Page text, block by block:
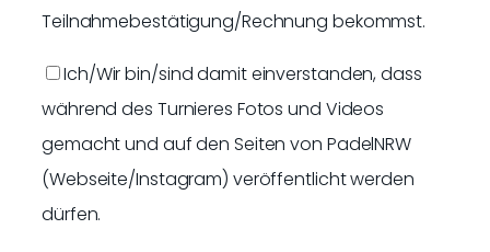
Teilnahmebestätigung/Rechnung bekommst.
Ich/Wir bin/sind damit einverstanden, dass
während des Turnieres Fotos und Videos
gemacht und auf den Seiten von PadelNRW
(Webseite/Instagram) veröffentlicht werden
dürfen.